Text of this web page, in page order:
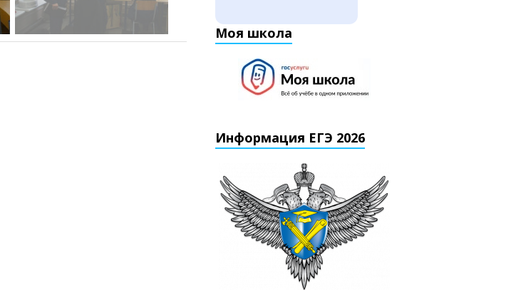
Моя школа
Информация ЕГЭ 2026